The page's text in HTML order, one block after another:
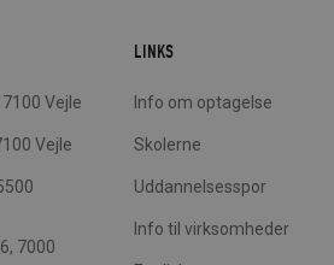
Vejle
Vejle
7000
LINKS
Info om optagelse
Skolerne
Uddannelsesspor
Info til virksomheder